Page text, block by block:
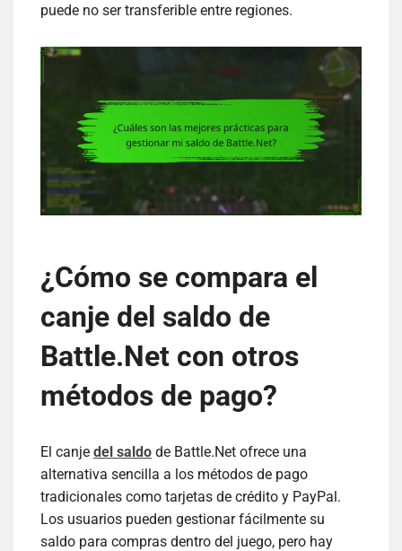
puede no ser transferible entre regiones.
¿Cómo se compara el
canje del saldo de
Battle.Net con otros
métodos de pago?
El canje del saldo de Battle.Net ofrece una
alternativa sencilla a los métodos de pago
tradicionales como tarjetas de crédito y PayPal.
Los usuarios pueden gestionar fácilmente su
saldo para compras dentro del juego, pero hay